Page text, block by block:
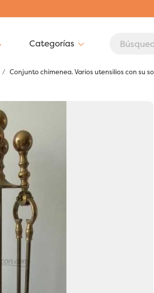
Conjunto chimenea. Varios utensilios con su